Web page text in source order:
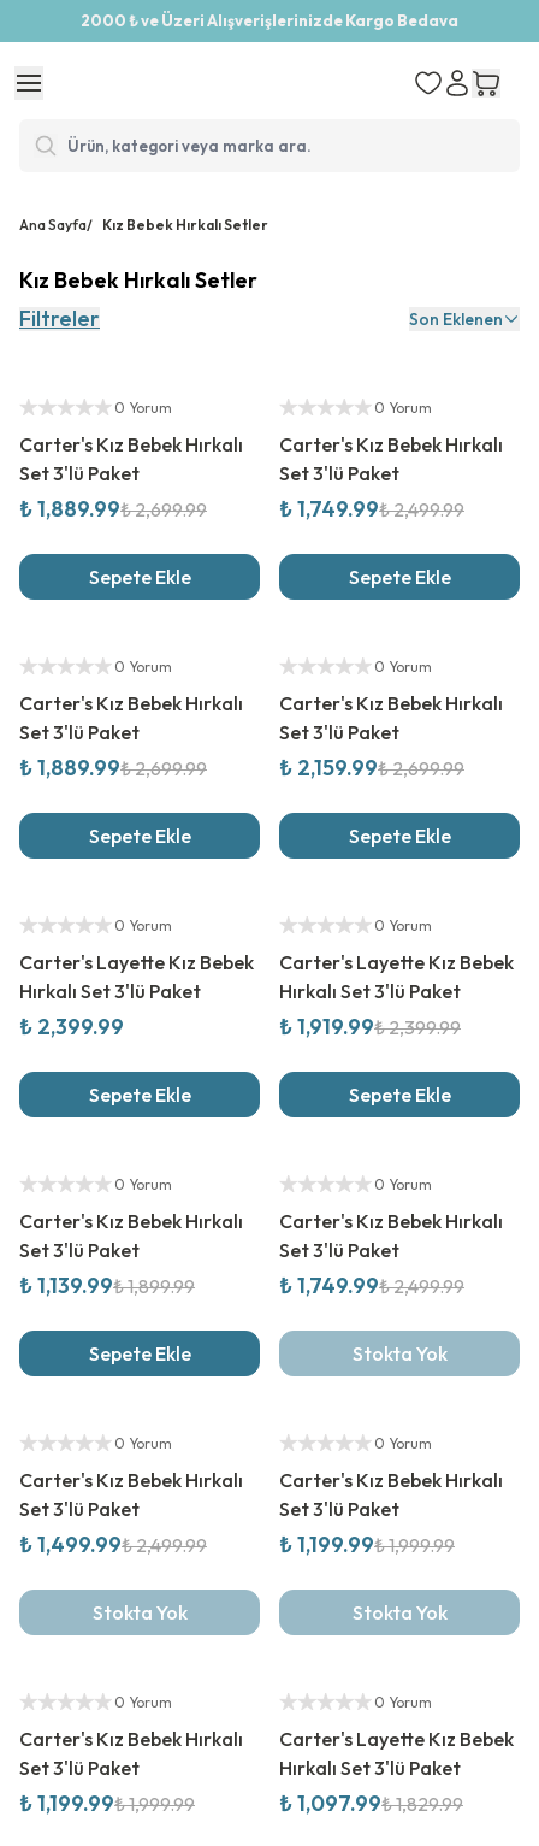
2000 ₺ ve Üzeri Alışverişlerinizde Kargo Bedava
Ana Sayfa/ Kız Bebek Hırkalı Setler
Kız Bebek Hırkalı Setler
Filtreler
Son Eklenen
Yetkili Satıcı
0 Yorum
Carter's Kız Bebek Hırkalı
Set 3'lü Paket
₺ 1,889.99₺ 2,699.99
Sepete Ekle
Yetkili Satıcı
0 Yorum
Carter's Kız Bebek Hırkalı
Set 3'lü Paket
₺ 1,749.99₺ 2,499.99
Sepete Ekle
Yetkili Satıcı
0 Yorum
Carter's Kız Bebek Hırkalı
Set 3'lü Paket
₺ 1,889.99₺ 2,699.99
Sepete Ekle
Yetkili Satıcı
0 Yorum
Carter's Kız Bebek Hırkalı
Set 3'lü Paket
₺ 2,159.99₺ 2,699.99
Sepete Ekle
0 Yorum
Carter's Layette Kız Bebek
Hırkalı Set 3'lü Paket
₺ 2,399.99
Sepete Ekle
Yetkili Satıcı
0 Yorum
Carter's Layette Kız Bebek
Hırkalı Set 3'lü Paket
₺ 1,919.99₺ 2,399.99
Sepete Ekle
Yetkili Satıcı
0 Yorum
Carter's Kız Bebek Hırkalı
Set 3'lü Paket
₺ 1,139.99₺ 1,899.99
Sepete Ekle
Yetkili Satıcı
0 Yorum
Carter's Kız Bebek Hırkalı
Set 3'lü Paket
₺ 1,749.99₺ 2,499.99
Stokta Yok
Yetkili Satıcı
0 Yorum
Carter's Kız Bebek Hırkalı
Set 3'lü Paket
₺ 1,499.99₺ 2,499.99
Stokta Yok
Yetkili Satıcı
0 Yorum
Carter's Kız Bebek Hırkalı
Set 3'lü Paket
₺ 1,199.99₺ 1,999.99
Stokta Yok
Yetkili Satıcı
0 Yorum
Carter's Kız Bebek Hırkalı
Set 3'lü Paket
₺ 1,199.99₺ 1,999.99
Yetkili Satıcı
0 Yorum
Carter's Layette Kız Bebek
Hırkalı Set 3'lü Paket
₺ 1,097.99₺ 1,829.99